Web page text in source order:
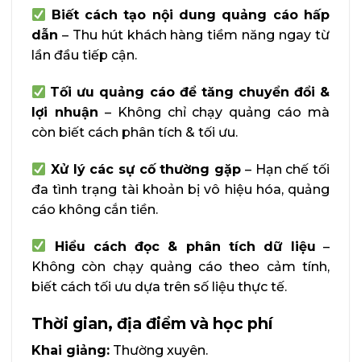
Biết cách tạo nội dung quảng cáo hấp
dẫn – Thu hút khách hàng tiềm năng ngay từ
lần đầu tiếp cận.
Tối ưu quảng cáo để tăng chuyển đổi &
lợi nhuận – Không chỉ chạy quảng cáo mà
còn biết cách phân tích & tối ưu.
Xử lý các sự cố thường gặp – Hạn chế tối
đa tình trạng tài khoản bị vô hiệu hóa, quảng
cáo không cắn tiền.
Hiểu cách đọc & phân tích dữ liệu –
Không còn chạy quảng cáo theo cảm tính,
biết cách tối ưu dựa trên số liệu thực tế.
Thời gian, địa điểm và học phí
Khai giảng: Thường xuyên.